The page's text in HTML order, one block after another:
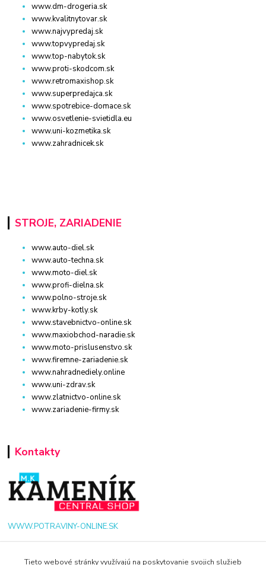
www.dm-drogeria.sk
www.kvalitnytovar.sk
www.najvypredaj.sk
www.topvypredaj.sk
www.top-nabytok.sk
www.proti-skodcom.sk
www.retromaxishop.sk
www.superpredajca.sk
www.spotrebice-domace.sk
www.osvetlenie-svietidla.eu
www.uni-kozmetika.sk
www.zahradnicek.sk
STROJE, ZARIADENIE
www.auto-diel.sk
www.auto-techna.sk
www.moto-diel.sk
www.profi-dielna.sk
www.polno-stroje.sk
www.krby-kotly.sk
www.stavebnictvo-online.sk
www.maxiobchod-naradie.sk
www.moto-prislusenstvo.sk
www.firemne-zariadenie.sk
www.nahradnediely.online
www.uni-zdrav.sk
www.zlatnictvo-online.sk
www.zariadenie-firmy.sk
Kontakty
WWW.POTRAVINY-ONLINE.SK
+421 940 949 000
Tieto webové stránky využívajú na poskytovanie svojich služieb